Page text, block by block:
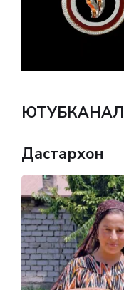
ЮТУБКАНАЛ
Дастархон